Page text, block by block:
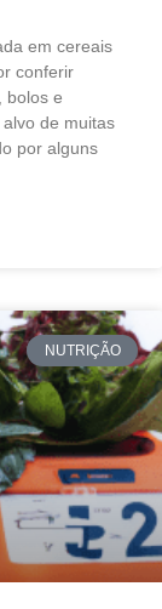
em cereais
conferir
bolos e
de muitas
por alguns
NUTRIÇÃO